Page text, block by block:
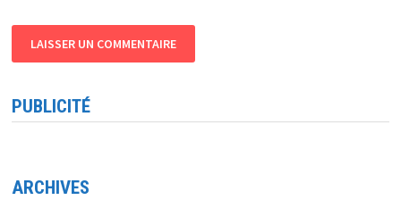
PUBLICITÉ
ARCHIVES